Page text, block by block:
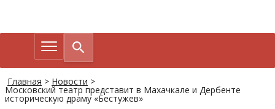
Главная > Новости >
Московский театр представит в Махачкале и Дербенте
историческую драму «Бестужев»